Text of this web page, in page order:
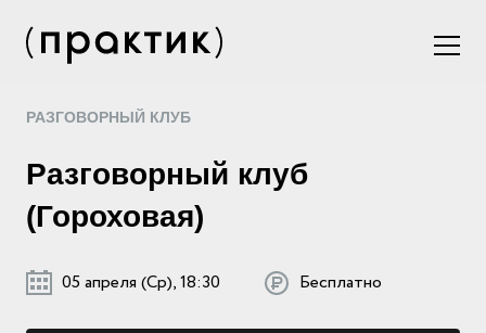
РАЗГОВОРНЫЙ КЛУБ
Разговорный клуб
(Гороховая)
05 апреля (Ср), 18:30 Бесплатно